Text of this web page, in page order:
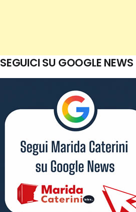
SEGUICI SU GOOGLE NEWS